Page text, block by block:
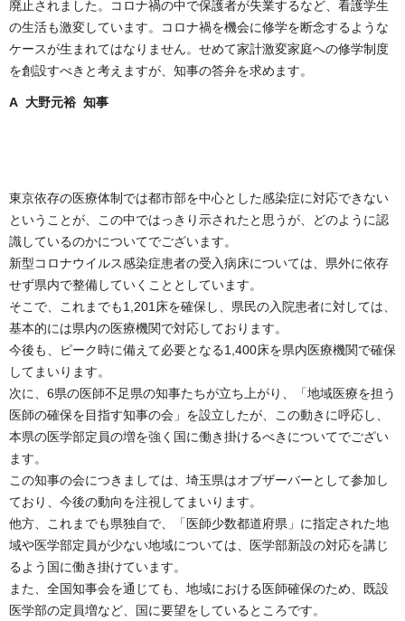
廃止されました。コロナ禍の中で保護者が失業するなど、看護学生
の生活も激変しています。コロナ禍を機会に修学を断念するような
ケースが生まれてはなりません。せめて家計激変家庭への修学制度
を創設すべきと考えますが、知事の答弁を求めます。
A 大野元裕 知事
東京依存の医療体制では都市部を中心とした感染症に対応できない
ということが、この中ではっきり示されたと思うが、どのように認
識しているのかについてでございます。
新型コロナウイルス感染症患者の受入病床については、県外に依存
せず県内で整備していくこととしています。
そこで、これまでも1,201床を確保し、県民の入院患者に対しては、
基本的には県内の医療機関で対応しております。
今後も、ピーク時に備えて必要となる1,400床を県内医療機関で確保
してまいります。
次に、6県の医師不足県の知事たちが立ち上がり、「地域医療を担う
医師の確保を目指す知事の会」を設立したが、この動きに呼応し、
本県の医学部定員の増を強く国に働き掛けるべきについてでござい
ます。
この知事の会につきましては、埼玉県はオブザーバーとして参加し
ており、今後の動向を注視してまいります。
他方、これまでも県独自で、「医師少数都道府県」に指定された地
域や医学部定員が少ない地域については、医学部新設の対応を講じ
るよう国に働き掛けています。
また、全国知事会を通じても、地域における医師確保のため、既設
医学部の定員増など、国に要望をしているところです。